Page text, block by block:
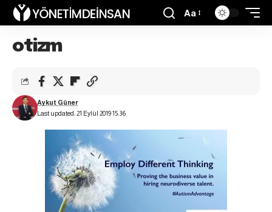
Aa
otizm
Last updated: 21 Eylül 2019 15:36
Aykut Güner